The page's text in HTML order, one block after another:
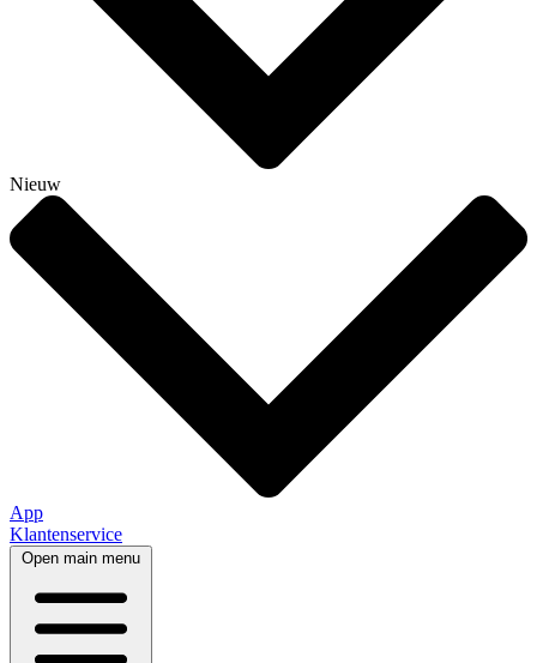
Nieuw
App
Klantenservice
Open main menu